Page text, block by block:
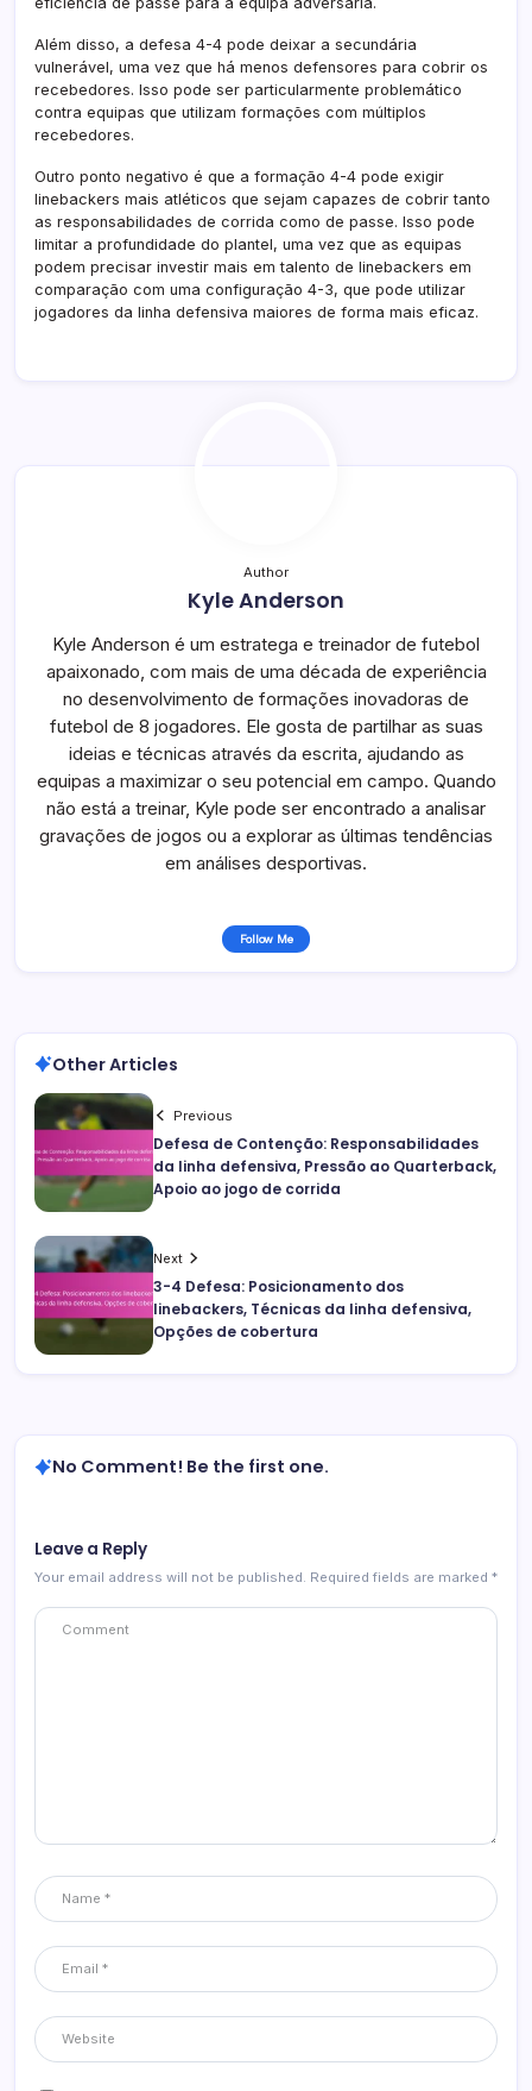
Além disso, a defesa 4-4 pode deixar a secundária
vulnerável, uma vez que há menos defensores para cobrir os
recebedores. Isso pode ser particularmente problemático
contra equipas que utilizam formações com múltiplos
recebedores.
Outro ponto negativo é que a formação 4-4 pode exigir
linebackers mais atléticos que sejam capazes de cobrir tanto
as responsabilidades de corrida como de passe. Isso pode
limitar a profundidade do plantel, uma vez que as equipas
podem precisar investir mais em talento de linebackers em
comparação com uma configuração 4-3, que pode utilizar
jogadores da linha defensiva maiores de forma mais eficaz.
Author
Kyle Anderson
Kyle Anderson é um estratega e treinador de futebol
apaixonado, com mais de uma década de experiência
no desenvolvimento de formações inovadoras de
futebol de 8 jogadores. Ele gosta de partilhar as suas
ideias e técnicas através da escrita, ajudando as
equipas a maximizar o seu potencial em campo. Quando
não está a treinar, Kyle pode ser encontrado a analisar
gravações de jogos ou a explorar as últimas tendências
em análises desportivas.
Follow Me
Other Articles
Previous
Defesa de Contenção: Responsabilidades
da linha defensiva, Pressão ao Quarterback,
Apoio ao jogo de corrida
Next
3-4 Defesa: Posicionamento dos
linebackers, Técnicas da linha defensiva,
Opções de cobertura
No Comment! Be the first one.
Leave a Reply
Your email address will not be published. Required fields are marked *